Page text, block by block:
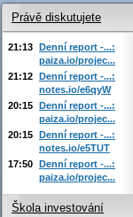
Právě diskutujete
21:13 Denní report -...:
paiza.io/projec...
21:12 Denní report -...:
notes.io/e6qyW
20:15 Denní report -...:
paiza.io/projec...
20:15 Denní report -...:
notes.io/e5TUT
17:50 Denní report -...:
paiza.io/projec...
Škola investování